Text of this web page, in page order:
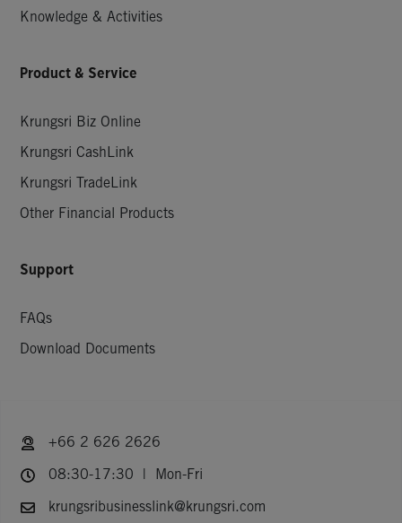
Knowledge & Activities
Product & Service
Krungsri Biz Online
Krungsri CashLink
Krungsri TradeLink
Other Financial Products
Support
FAQs
Download Documents
+66 2 626 2626
08:30-17:30 | Mon-Fri
krungsribusinesslink@krungsri.com